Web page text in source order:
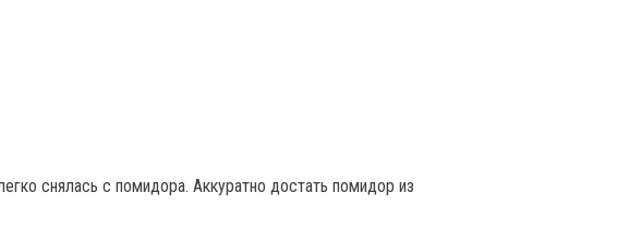
снялась с помидора. Аккуратно достать помидор из